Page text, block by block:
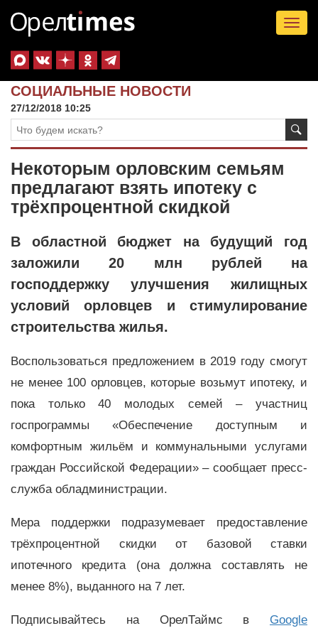
СОЦИАЛЬНЫЕ НОВОСТИ
27/12/2018 10:25
Некоторым орловским семьям
предлагают взять ипотеку с
трёхпроцентной скидкой
В областной бюджет на будущий год
заложили 20 млн рублей на
господдержку улучшения жилищных
условий орловцев и стимулирование
строительства жилья.
Воспользоваться предложением в 2019 году смогут
не менее 100 орловцев, которые возьмут ипотеку, и
пока только 40 молодых семей – участниц
госпрограммы «Обеспечение доступным и
комфортным жильём и коммунальными услугами
граждан Российской Федерации» – сообщает пресс-
служба обладминистрации.
Мера поддержки подразумевает предоставление
трёхпроцентной скидки от базовой ставки
ипотечного кредита (она должна составлять не
менее 8%), выданного на 7 лет.
Подписывайтесь на ОрелТаймс в Google